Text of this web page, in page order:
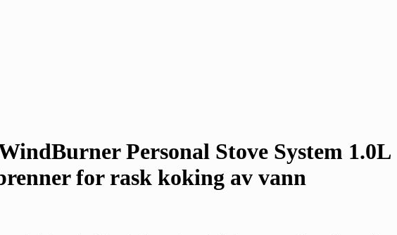
Personal Stove System 1.0L
for rask koking av vann